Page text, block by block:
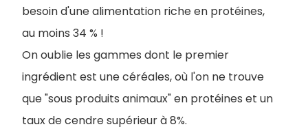
besoin d'une alimentation riche en protéines,
au moins 34 % !
On oublie les gammes dont le premier
ingrédient est une céréales, où l'on ne trouve
que "sous produits animaux" en protéines et un
taux de cendre supérieur à 8%.